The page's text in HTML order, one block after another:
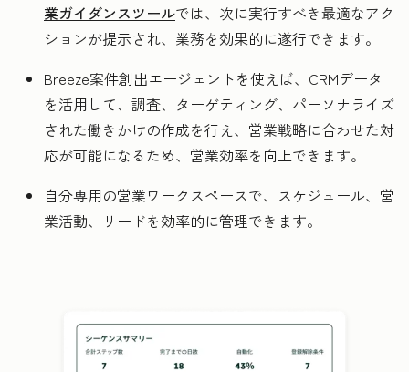
業ガイダンスツールでは、次に実行すべき最適なアク
ションが提示され、業務を効果的に遂行できます。
Breeze案件創出エージェントを使えば、CRMデータ
を活用して、調査、ターゲティング、パーソナライズ
された働きかけの作成を行え、営業戦略に合わせた対
応が可能になるため、営業効率を向上できます。
自分専用の営業ワークスペースで、スケジュール、営
業活動、リードを効率的に管理できます。